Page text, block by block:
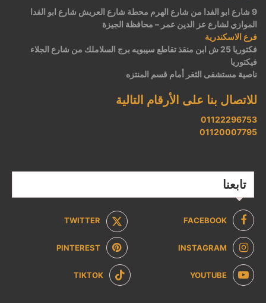
9 شارع ابو الفدا من شارع الهرم محطة شارع العريش شارع ابو الفدا
الموازي لشارع عز الدين عمر – محافظة الجيزة
فرع الاسكندرية
فكتوريا 25 ش ابن منقذ تقاطع سيبويه برج السلاملك من شارع الجلاء
فيكتوريا
ناصية مستشفى الثغر أمام قسم المنتزه
للاتصال بنا على الأرقام التالية
01122296753
01120007795
تابعنا
FACEBOOK
TWITTER
INSTAGRAM
PINTEREST
YOUTUBE
TIKTOK